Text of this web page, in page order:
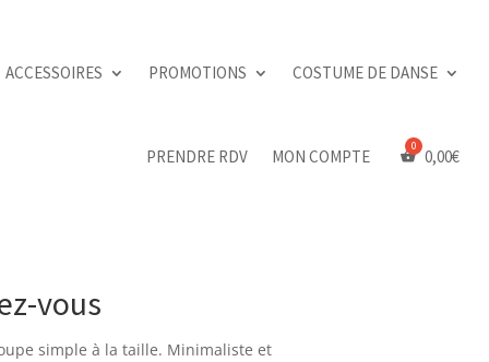
ACCESSOIRES PROMOTIONS COSTUME DE DANSE
PRENDRE RDV MON COMPTE 0,00€
vous
simple à lataille. Minimaliste et